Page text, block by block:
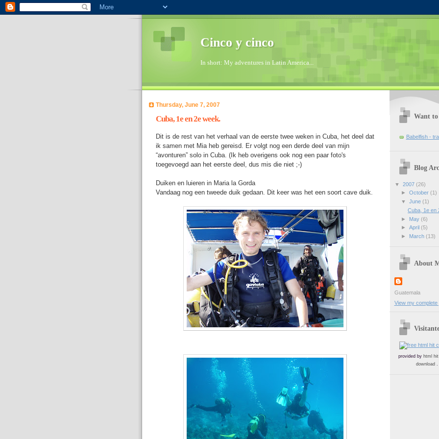
Cinco y cinco
In short: My adventures in Latin America...
Thursday, June 7, 2007
Cuba, 1e en 2e week.
Dit is de rest van het verhaal van de eerste twee weken in Cuba, het deel dat
ik samen met Mia heb gereisd. Er volgt nog een derde deel van mijn
“avonturen” solo in Cuba. (Ik heb overigens ook nog een paar foto's
toegevoegd aan het eerste deel, dus mis die niet ;-)
Duiken en luieren in Maria la Gorda
Vandaag nog een tweede duik gedaan. Dit keer was het een soort cave duik.
Want to
Babelfish -
Blog
▼ 2007 (26)
► October (1)
▼ June (1)
Cuba, 1e en
►
May (6)
► April (5)
►
March (13)
About
Guatemala
View my complete
provided by html
download